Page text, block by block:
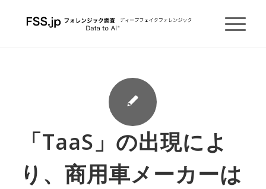
「TaaS」の出現によ
り、商用車メーカーは